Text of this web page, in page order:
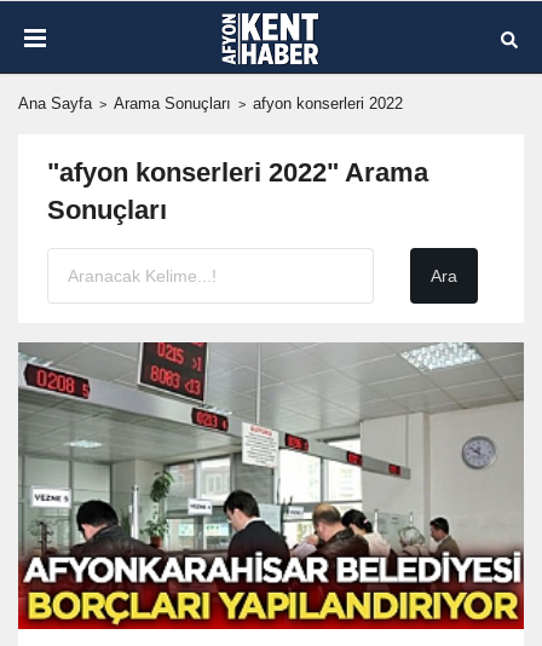
Ana Sayfa Arama Sonuçları afyon konserleri 2022
"afyon konserleri 2022" Arama
Sonuçları